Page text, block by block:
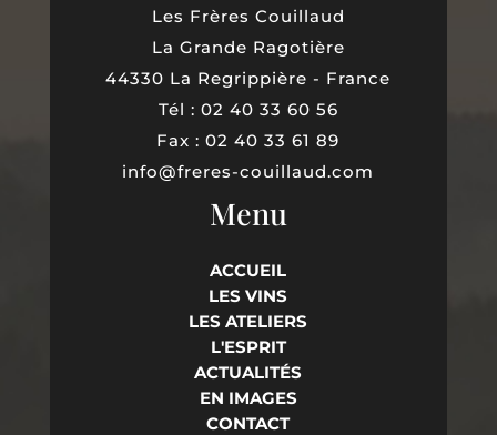
Les Frères Couillaud
La Grande Ragotière
44330 La Regrippière - France
Tél : 02 40 33 60 56
Fax : 02 40 33 61 89
info@freres-couillaud.com
Menu
ACCUEIL
LES VINS
LES ATELIERS
L'ESPRIT
ACTUALITÉS
EN IMAGES
CONTACT